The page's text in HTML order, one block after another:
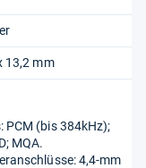
13,2 mm
PCM (bis 384kHz);
MQA.
4,4-mm